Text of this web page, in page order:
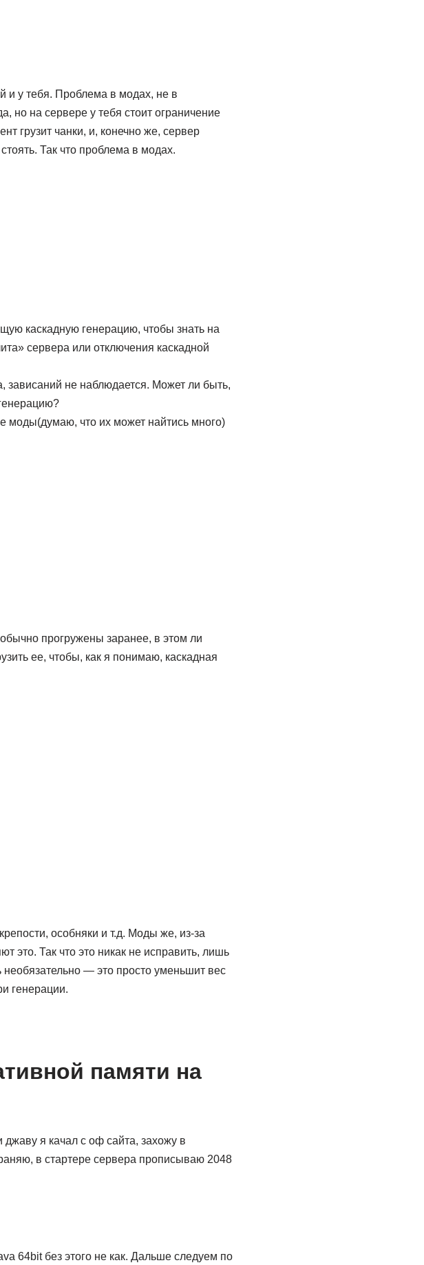
и у тебя. Проблема в модах, не в
но на сервере у тебя стоит ограничение
грузит чанки, и, конечно же, сервер
Так что проблема в модах.
каскадную генерацию, чтобы знать на
сервера или отключения каскадной
зависаний не наблюдается. Может ли быть,
моды(думаю, что их может найтись много)
прогружены заранее, в этом ли
ее, чтобы, как я понимаю, каскадная
особняки и т.д. Моды же, из-за
это. Так что это никак не исправить, лишь
— это просто уменьшит вес
генерации.
памяти на
я качал с оф сайта, захожу в
в стартере сервера прописываю 2048
64bit без этого не как. Дальше следуем по